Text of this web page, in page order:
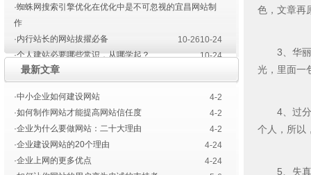
·蜘蛛网搜索引擎优化在优化中是不可忽视的宜昌网站制
作
10-24
·内行站长的网站拔擢必备
10-26
·个人建站必要哪些常识，从哪学起？
10-24
·宜昌网站建设色彩的运用
4-10
最新文章
·中小企业如何建设网站
4-2
·如何制作网站才能提高网站信任度
4-2
·企业为什么要做网站：二十大理由
4-2
·企业建设网站的20个理由
4-24
·企业上网的更多优点
4-24
色，文章再
3、华丽
光，里面一
4、过分
个人，所以
5、失真